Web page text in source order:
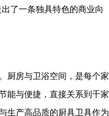
了一条独具特色的商业向
厨房与卫浴空间，是每个家
能与便捷，直接关系到千家
生产高品质的厨具卫具作为